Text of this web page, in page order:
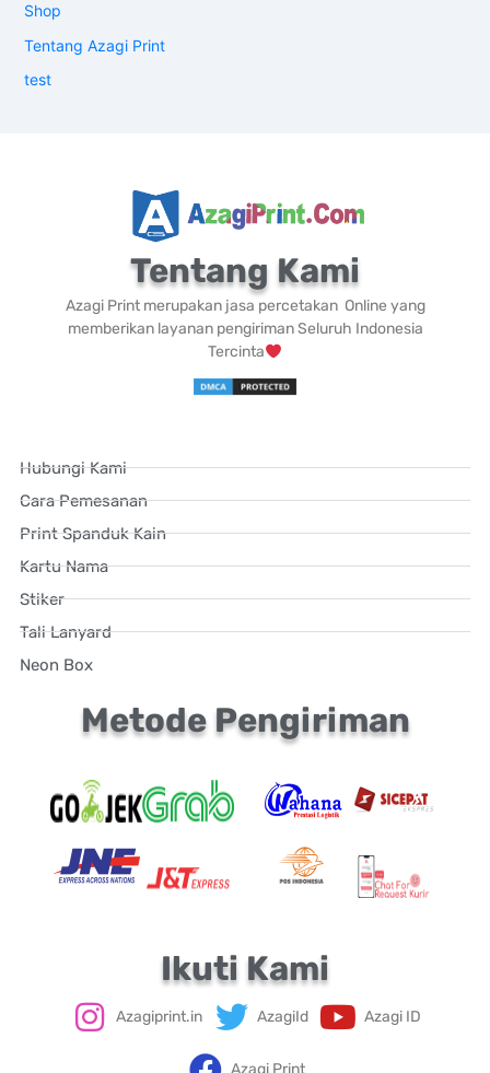
Shop
Tentang Azagi Print
test
Tentang Kami
Azagi Print merupakan jasa percetakan Online yang
memberikan layanan pengiriman Seluruh Indonesia
Tercinta
Hubungi Kami
Cara Pemesanan
Print Spanduk Kain
Kartu Nama
Stiker
Tali Lanyard
Neon Box
Metode Pengiriman
Ikuti Kami
Azagiprint.in AzagiId Azagi ID
Azagi Print